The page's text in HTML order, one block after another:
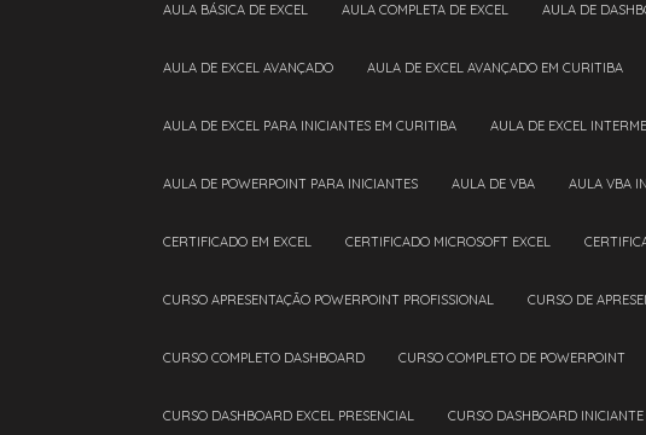
AULA BÁSICA DE EXCEL AULA COMPLETA DE EXCEL AULA DE
AULA DE EXCEL AVANÇADO AULA DE EXCEL AVANÇADO EM CURITIBA
AULA DE EXCEL PARA INICIANTES EM CURITIBA AULA DE EXCEL
AULA DE POWERPOINT PARA INICIANTES AULA DE VBA AULA VBA
CERTIFICADO EM EXCEL CERTIFICADO MICROSOFT EXCEL
CURSO APRESENTAÇÃO POWERPOINT PROFISSIONAL CURSO DE
CURSO COMPLETO DASHBOARD CURSO COMPLETO DE POWERPOINT
CURSO DASHBOARD EXCEL PRESENCIAL CURSO DASHBOARD INICIANTE